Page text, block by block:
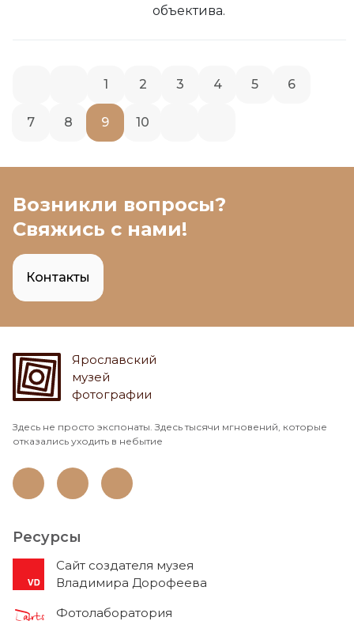
объектива.
1 2 3 4 5 6
7 8 9 10
Возникли вопросы?
Свяжись с нами!
Контакты
Ярославский
музей
фотографии
Здесь не просто экспонаты. Здесь тысячи мгновений, которые
отказались уходить в небытие
Ресурсы
Cайт создателя музея
Владимира Дорофеева
Фотолаборатория